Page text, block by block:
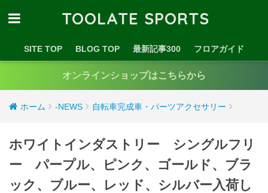
TOOLATE SPORTS
SITE TOP BLOG TOP 最新記事300 フロアガイド
オンラインショップはこちらから
ホーム -NEWS 自転車完成車・パーツアクセサリー
ホワイトインダストリー シングルフリ
ー パープル、ピンク、ゴールド、ブラ
ック、ブルー、レッド、シルバー入荷し